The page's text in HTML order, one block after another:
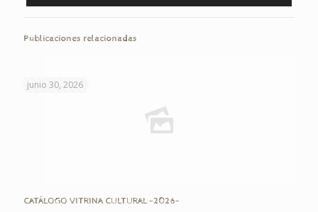
Publicaciones relacionadas
junio 30, 2026
CATÁLOGO VITRINA CULTURAL -2026-